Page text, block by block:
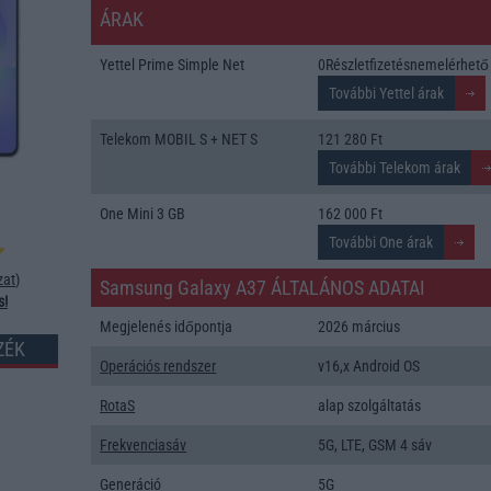
)
ÁRAK
Yettel Prime Simple Net
Telekom MOBIL S + NET S 121 280 Ft
One Mini 3 GB 162 000 Ft
Samsung Galaxy A37 ÁLTALÁNOS ADATAI
Megjelenés időpontja 2026 március
Operációs rendszer v16,x Android OS
RotaS alap szolgáltatás
Frekvenciasáv 5G, LTE, GSM 4 sáv
Generáció 5G